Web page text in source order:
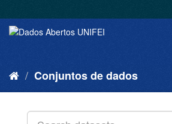
Conjuntos de dados